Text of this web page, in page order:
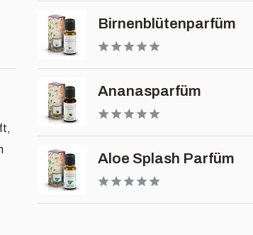
Birnenblütenparfüm
Ananasparfüm
Aloe Splash Parfüm